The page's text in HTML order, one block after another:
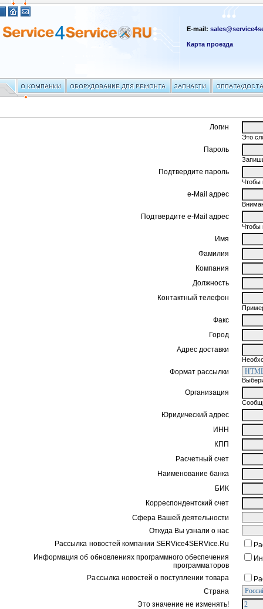
E-mail:
Карта проезда
Логин
Это
Пароль
Подтвердите пароль
Чтобы
e-Mail адрес
Подтвердите e-Mail адрес
Чтобы
Имя
Фамилия
Компания
Должность
Контактный телефон
Факс
Город
Адрес доставки
Формат рассылки
Организация
Юридический адрес
ИНН
КПП
Расчетный счет
Наименование банка
БИК
Корреспондентский счет
Сфера Вашей деятельности
Откуда Вы узнали о нас
Рассылка новостей компании SERVice4SERVice.Ru
Информация об обновлениях программного обеспечения
программаторов
Рассылка новостей о поступлении товара
Страна
Это значение не изменять!